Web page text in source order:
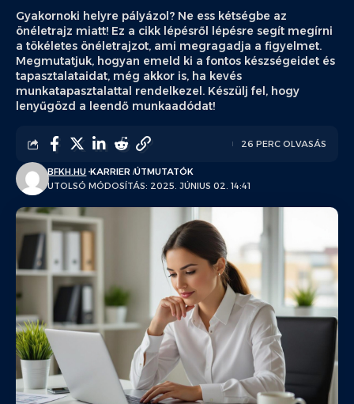
Gyakornoki helyre pályázol? Ne ess kétségbe az
önéletrajz miatt! Ez a cikk lépésről lépésre segít megírni
a tökéletes önéletrajzot, ami megragadja a figyelmet.
Megmutatjuk, hogyan emeld ki a fontos készségeidet és
tapasztalataidat, még akkor is, ha kevés
munkatapasztalattal rendelkezel. Készülj fel, hogy
lenyűgözd a leendő munkaadódat!
UTOLSÓ MÓDOSÍTÁS: 2025. JÚNIUS 02. 14:41
BFKH.HU KARRIER ÚTMUTATÓK
26 PERC OLVASÁS